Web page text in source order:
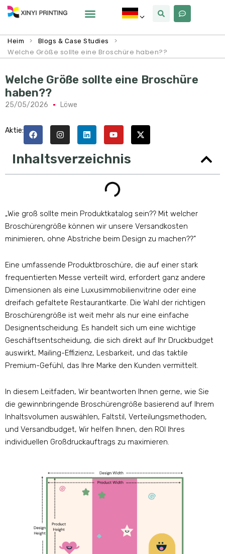
Heim > Blogs & Case Studies
>
Welche Größe sollte eine Broschüre haben??
Welche Größe sollte eine Broschüre
haben??
25/05/2026 Löwe
Aktie:
Inhaltsverzeichnis
„Wie groß sollte mein Produktkatalog sein?? Mit welcher
Broschürengröße können wir unsere Versandkosten
minimieren, ohne Abstriche beim Design zu machen??”
Eine umfassende Produktbroschüre, die auf einer stark
frequentierten Messe verteilt wird, erfordert ganz andere
Dimensionen als eine Luxusimmobilienvitrine oder eine
dreifach gefaltete Restaurantkarte. Die Wahl der richtigen
Broschürengröße ist weit mehr als nur eine einfache
Designentscheidung. Es handelt sich um eine wichtige
Geschäftsentscheidung, die sich direkt auf Ihr Druckbudget
auswirkt, Mailing-Effizienz, Lesbarkeit, und das taktile
Premium-Gefühl, das Ihre Marke den Kunden vermittelt.
In diesem Leitfaden, Wir beantworten Ihnen gerne, wie Sie
die gewinnbringende Broschürengröße basierend auf Ihrem
Inhaltsvolumen auswählen, Faltstil, Verteilungsmethoden,
und Versandbudget, Wir helfen Ihnen, den ROI Ihres
individuellen Großdruckauftrags zu maximieren.